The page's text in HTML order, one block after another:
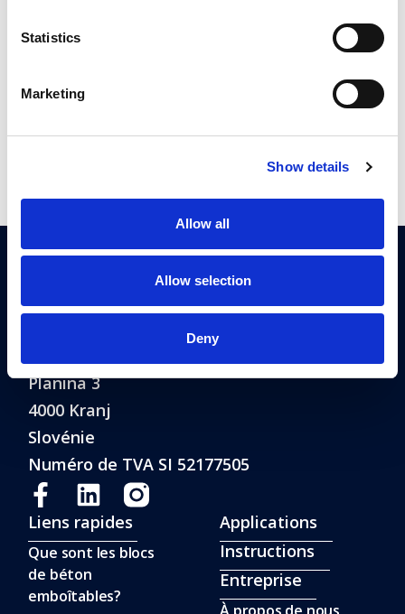
Statistics
Marketing
Show details
Allow all
Allow selection
Deny
possibilités de production
Avec l’élargissement de notre gamme de
Fab Construction d.o.o
Planina 3
4000 Kranj
Slovénie
Numéro de TVA SI 52177505
Liens rapides
Que sont les blocs
de béton
emboîtables?
Applications
Instructions
Entreprise